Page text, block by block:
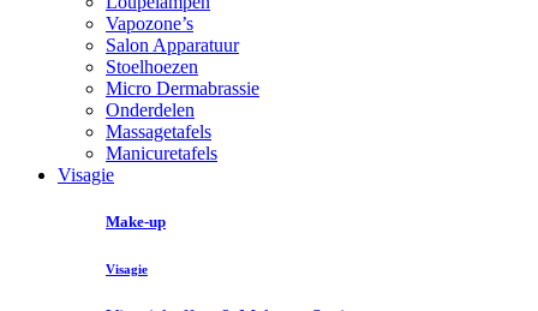
Vapozone’s
Salon Apparatuur
Stoelhoezen
Micro Dermabrassie
Onderdelen
Massagetafels
Manicuretafels
Visagie
Make-up
Visagie